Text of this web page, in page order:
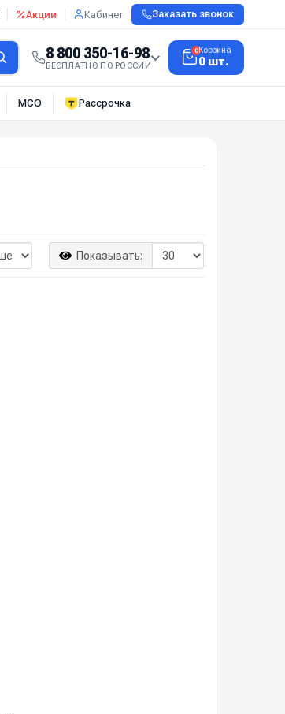
Акции Кабинет Заказать звонок
8 800 350-16-98
БЕСПЛАТНО ПО РОССИИ
0Корзина
0 шт.
МСО Рассрочка
Показывать: